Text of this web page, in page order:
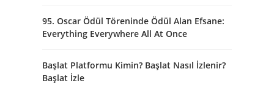
95. Oscar Ödül Töreninde Ödül Alan Efsane:
Everything Everywhere All At Once
Başlat Platformu Kimin? Başlat Nasıl İzlenir?
Başlat İzle